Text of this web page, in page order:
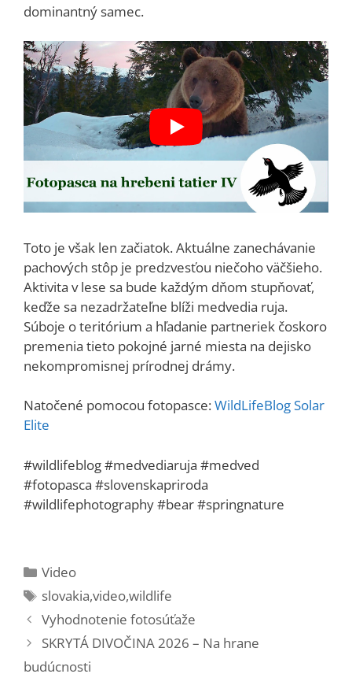
dominantný samec.
Toto je však len začiatok. Aktuálne zanechávanie
pachových stôp je predzvesťou niečoho väčšieho.
Aktivita v lese sa bude každým dňom stupňovať,
keďže sa nezadržateľne blíži medvedia ruja.
Súboje o teritórium a hľadanie partneriek čoskoro
premenia tieto pokojné jarné miesta na dejisko
nekompromisnej prírodnej drámy.
Natočené pomocou fotopasce:WildLifeBlog Solar
Elite
#wildlifeblog #medvediaruja #medved
#fotopasca #slovenskapriroda
#wildlifephotography #bear #springnature
Kategórie
Video
Značky
slovakia,video,wildlife
Vyhodnotenie fotosúťaže
SKRYTÁ DIVOČINA 2026 – Na hrane
budúcnosti